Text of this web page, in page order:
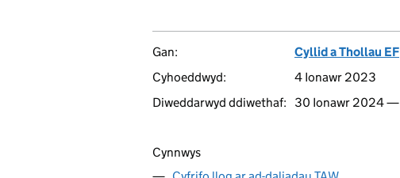
Gan:
Cyllid a Thollau EF
Cyhoeddwyd:
4 Ionawr 2023
Diweddarwyd ddiwethaf:
30 Ionawr 2024 —
Cynnwys